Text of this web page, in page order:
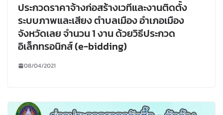
ประกวดราคาจ้างก่อสร้างเวทีและงานติดตั้ง
ระบบภาพและเสียง ตำบลเมือง อำเภอเมือง
จังหวัดเลย จำนวน 1 งาน ด้วยวิธีประกวด
อิเล็กทรอนิกส์ (e-bidding)
08/04/2021